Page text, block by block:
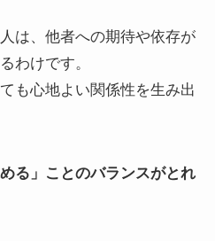
は、他者への期待や依存が
わけです。
も心地よい関係性を生み出
る」ことのバランスがとれ